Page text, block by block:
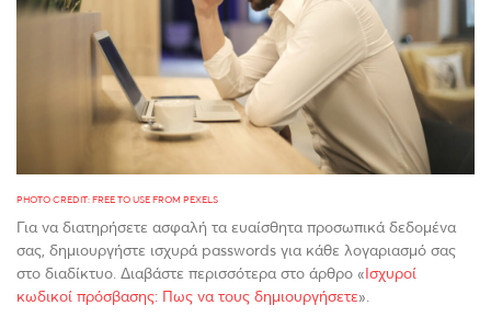
PHOTO CREDIT: FREE TO USE FROM PEXELS
Για να διατηρήσετε ασφαλή τα ευαίσθητα προσωπικά δεδομένα
σας, δημιουργήστε ισχυρά passwords για κάθε λογαριασμό σας
στο διαδίκτυο. Διαβάστε περισσότερα στο άρθρο «Ισχυροί
κωδικοί πρόσβασης: Πως να τους δημιουργήσετε».